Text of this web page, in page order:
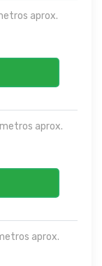
aprox.
aprox.
aprox.